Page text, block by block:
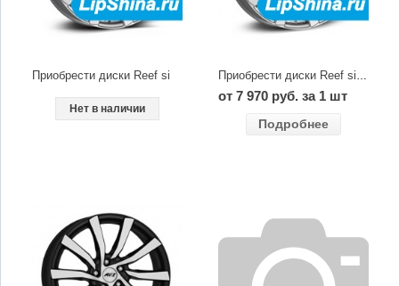
Приобрести диски Reef si
Нет в наличии
Приобрести диски Reef si SUV
от 7 970 руб. за 1 шт
Подробнее